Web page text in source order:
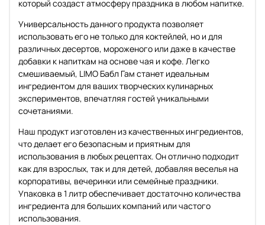
который создаст атмосферу праздника в любом напитке.
Универсальность данного продукта позволяет
использовать его не только для коктейлей, но и для
различных десертов, мороженого или даже в качестве
добавки к напиткам на основе чая и кофе. Легко
смешиваемый, LIMO Бабл Гам станет идеальным
ингредиентом для ваших творческих кулинарных
экспериментов, впечатляя гостей уникальными
сочетаниями.
Наш продукт изготовлен из качественных ингредиентов,
что делает его безопасным и приятным для
использования в любых рецептах. Он отлично подходит
как для взрослых, так и для детей, добавляя веселья на
корпоративы, вечеринки или семейные праздники.
Упаковка в 1 литр обеспечивает достаточно количества
ингредиента для больших компаний или частого
использования.